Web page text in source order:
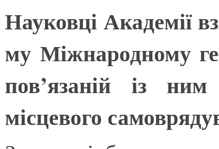
Науковці Академії
му Міжнародному
пов’язаній із
місцевого